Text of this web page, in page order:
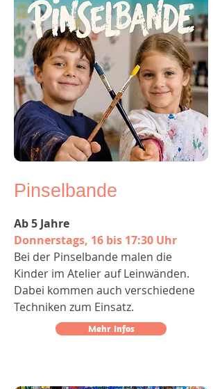
Pinselbande
Ab 5 Jahre
Donnerstags, 16 bis 17:30 Uhr
Bei der Pinselbande malen die
Kinder im Atelier auf Leinwänden.
Dabei kommen auch verschiedene
Techniken zum Einsatz.
Mehr Infos